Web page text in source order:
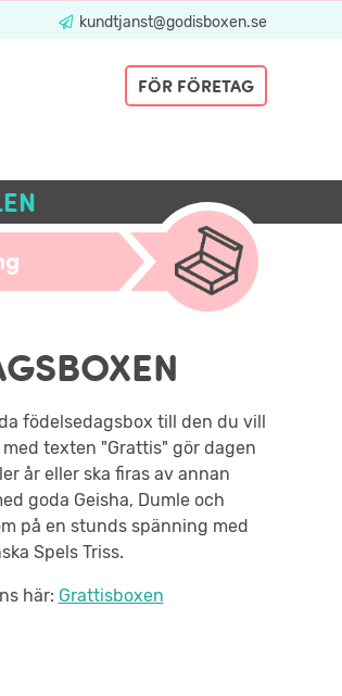
kundtjanst@godisboxen.se
FÖR FÖRETAG
födelsedagsbox till den du vill
texten "Grattis" gör dagen
år eller ska firas av annan
goda Geisha, Dumle och
på en stunds spänning med
Spels Triss.
här: Grattisboxen